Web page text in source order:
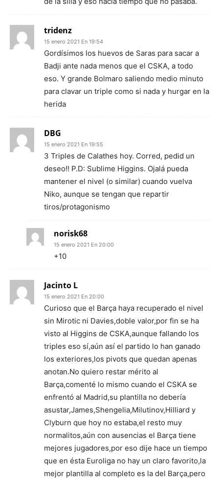
tridenz
15 enero 2021 En 19:54
Gordísimos los huevos de Saras para sacar a
Badji ante nada menos que el CSKA, a todo
eso. Y grande Bolmaro saliendo medio minuto
para clavar un triple como si nada y hurgar en la
herida
DBG
15 enero 2021 En 19:55
3 Triples de Calathes hoy. Corred, pedid un
deseo!! P.D: Sublime Higgins. Ojalá pueda
mantener el nivel (o similar) cuando vuelva
Niko, aunque se tengan que repartir
tiros/protagonismo
norisk68
15 enero 2021 En 20:00
+10
Jacinto L
15 enero 2021 En 20:00
Curioso que el Barça haya recuperado el nivel
sin Mirotic ni Davies,doble valor,por fin se ha
visto al Higgins de CSKA,aunque fallando los
triples eso sí,aún así el partido lo han ganado
los exteriores,los pivots que quedan apenas
anotan.No quiero restar mérito al
Barça,comenté lo mismo cuando el CSKA se
enfrentó al Madrid,su plantilla no debería
asustar,James,Shengelia,Milutinov,Hilliard y
Clyburn que hoy no estaba,el resto muy
normalitos,aún con ausencias el Barça tiene
mejores jugadores,por eso dije hace un tiempo
que en ésta Euroliga no hay un claro favorito,la
mejor plantilla al completo es la del Barça,pero